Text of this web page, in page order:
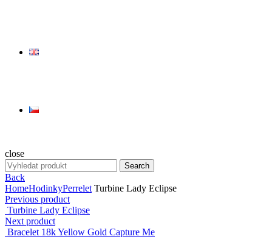
close
Search
for:
Search
Back
HomeHodinkyPerrelet Turbine Lady Eclipse
Previous product
Turbine Lady Eclipse
Next product
Bracelet 18k Yellow Gold Capture Me